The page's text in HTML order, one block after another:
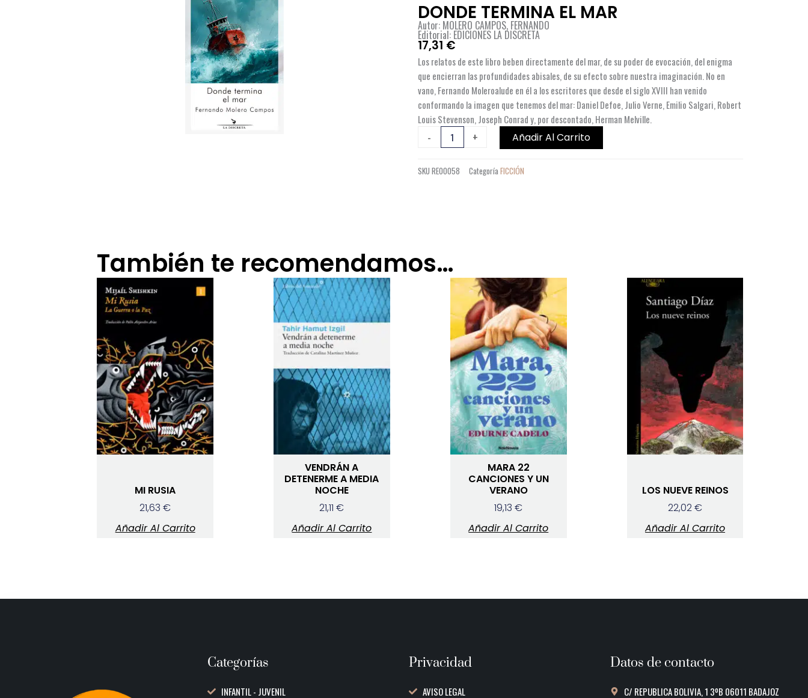
DONDE TERMINA EL MAR
Autor: MOLERO CAMPOS, FERNANDO
Editorial: EDICIONES LA DISCRETA
17,31 €
Los relatos de este libro beben directamente del mar, de su poder de evocación, del enigma
que encierran las profundidades abisales, de su efecto sobre nuestra imaginación. No en
vano, Fernando Moleroalude en él a los escritores que desde el siglo XVIII han venido
conformando la imagen que tenemos del mar: Daniel Defoe, Julio Verne, Emilio Salgari, Robert
Louis Stevenson, Joseph Conrad y, por descontado, Herman Melville.
-
TERMINA
MAR
+ Añadir Al Carrito
SKU RE00058 Categoría FICCIÓN
También te recomendamos…
MI RUSIA
21,63€
Añadir Al Carrito
VENDRÁN A
DETENERME A MEDIA
NOCHE
21,11€
Añadir Al Carrito
MARA 22
CANCIONES Y UN
VERANO
19,13€
Añadir Al Carrito
LOS NUEVE REINOS
22,02€
Añadir Al Carrito
Categorías
INFANTIL - JUVENIL
Privacidad
AVISO LEGAL
Datos de contacto
C/ REPUBLICA BOLIVIA, 1 3ºB 06011 BADAJOZ